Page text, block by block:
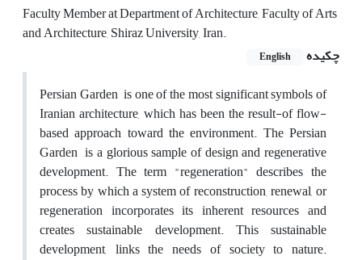
Faculty Member at Department of Architecture, Faculty of Arts
and Architecture, Shiraz University, Iran.
چکیده
English
Persian Garden is one of the most significant symbols of
Iranian architecture, which has been the result-of flow-
based approach toward the environment. The Persian
Garden is a glorious sample of design and regenerative
development. The term "regeneration" describes the
process by which a system of reconstruction, renewal, or
regeneration incorporates its inherent resources and
creates sustainable development. This sustainable
development, links the needs of society to nature.